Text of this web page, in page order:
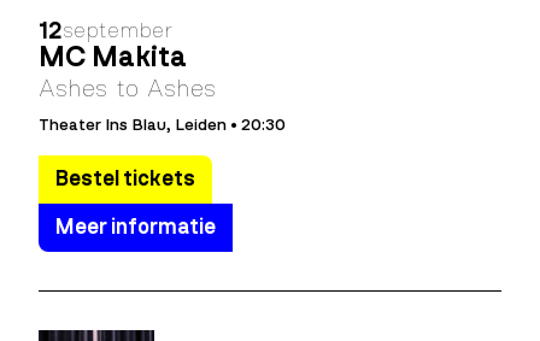
12september
MC Makita
Ashes to Ashes
Theater Ins Blau, Leiden • 20:30
Bestel tickets
Meer informatie